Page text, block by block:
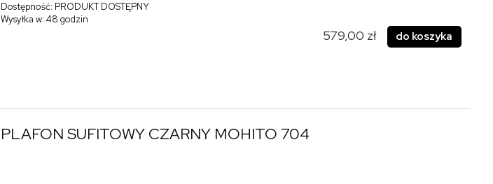
Dostępność: PRODUKT DOSTĘPNY
Wysyłka w:48 godzin
579,00 zł do koszyka
PLAFON SUFITOWY CZARNY MOHITO 704